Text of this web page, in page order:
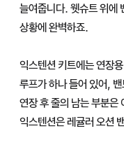
늘여줍니다. 웻슈트 위에
상황에 완벽하죠.
익스텐션 키트에는 연장
루프가 하나 들어 있어,
연장 후 줄의 남는 부분은
익스텐션은 레귤러 오션